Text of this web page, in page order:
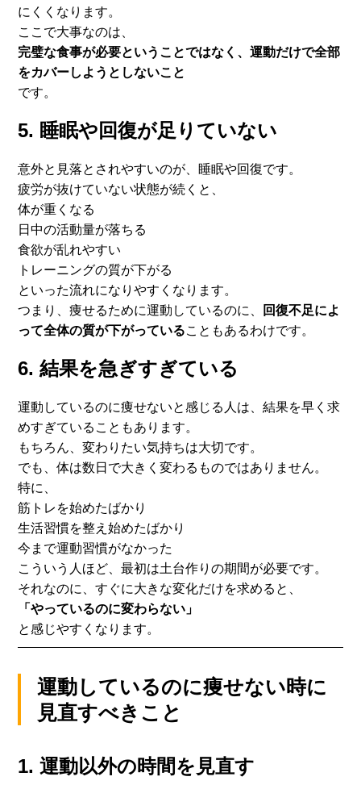
にくくなります。
ここで大事なのは、
完璧な食事が必要ということではなく、運動だけで全部
をカバーしようとしないこと
です。
5. 睡眠や回復が足りていない
意外と見落とされやすいのが、睡眠や回復です。
疲労が抜けていない状態が続くと、
体が重くなる
日中の活動量が落ちる
食欲が乱れやすい
トレーニングの質が下がる
といった流れになりやすくなります。
つまり、痩せるために運動しているのに、
回復不足によ
って全体の質が下がっていることもあるわけです。
6. 結果を急ぎすぎている
運動しているのに痩せないと感じる人は、結果を早く求
めすぎていることもあります。
もちろん、変わりたい気持ちは大切です。
でも、体は数日で大きく変わるものではありません。
特に、
筋トレを始めたばかり
生活習慣を整え始めたばかり
今まで運動習慣がなかった
こういう人ほど、最初は土台作りの期間が必要です。
それなのに、すぐに大きな変化だけを求めると、
「やっているのに変わらない」
と感じやすくなります。
運動しているのに痩せない時に
見直すべきこと
1. 運動以外の時間を見直す